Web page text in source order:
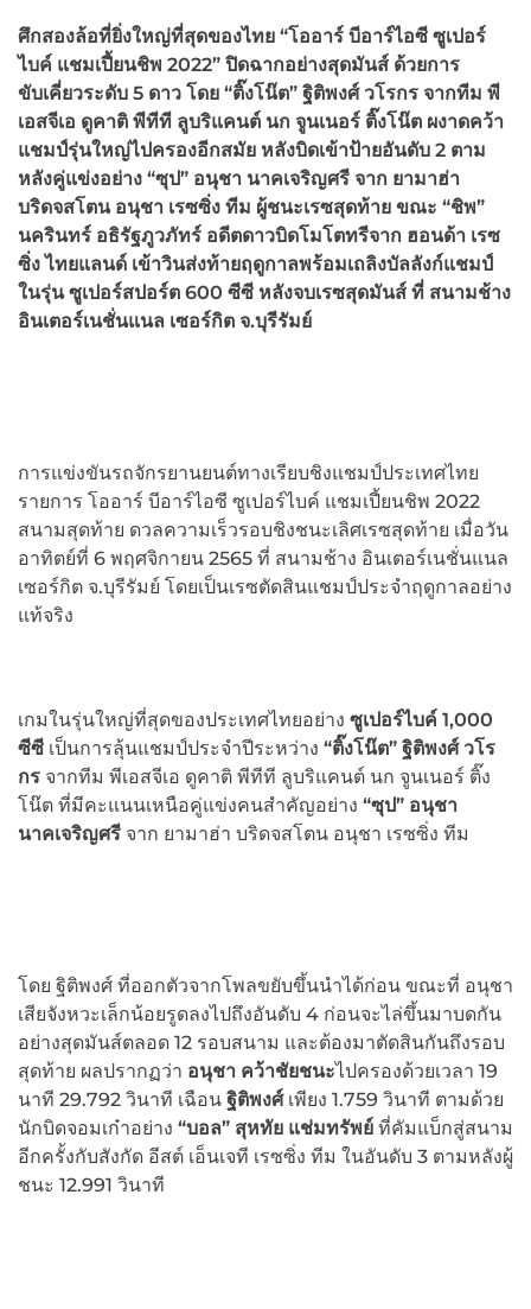
ศึกสองล้อที่ยิ่งใหญ่ที่สุดของไทย “โออาร์ บีอาร์ไอซี ซูเปอร์
ไบค์ แชมเปี้ยนชิพ 2022” ปิดฉากอย่างสุดมันส์ ด้วยการ
ขับเคี่ยวระดับ 5 ดาว โดย “ติ๊งโน๊ต” ฐิติพงศ์ วโรกร จากทีม พี
เอสจีเอ ดูคาติ พีทีที ลูบริแคนต์ นก จูนเนอร์ ติ๊งโน๊ต ผงาดคว้า
แชมป์รุ่นใหญ่ไปครองอีกสมัย หลังบิดเข้าป้ายอันดับ 2 ตาม
หลังคู่แข่งอย่าง “ซุป” อนุชา นาคเจริญศรี จาก ยามาฮ่า
บริดจสโตน อนุชา เรซซิ่ง ทีม ผู้ชนะเรซสุดท้าย ขณะ “ชิพ”
นครินทร์ อธิรัฐภูวภัทร์ อดีตดาวบิดโมโตทรีจาก ฮอนด้า เรซ
ซิ่ง ไทยแลนด์ เข้าวินส่งท้ายฤดูกาลพร้อมเถลิงบัลลังก์แชมป์
ในรุ่น ซูเปอร์สปอร์ต 600 ซีซี หลังจบเรซสุดมันส์ ที่ สนามช้าง
อินเตอร์เนชั่นแนล เซอร์กิต จ.บุรีรัมย์
การแข่งขันรถจักรยานยนต์ทางเรียบชิงแชมป์ประเทศไทย
รายการ โออาร์ บีอาร์ไอซี ซูเปอร์ไบค์ แชมเปี้ยนชิพ 2022
สนามสุดท้าย ดวลความเร็วรอบชิงชนะเลิศเรซสุดท้าย เมื่อวัน
อาทิตย์ที่ 6 พฤศจิกายน 2565 ที่ สนามช้าง อินเตอร์เนชั่นแนล
เซอร์กิต จ.บุรีรัมย์ โดยเป็นเรซตัดสินแชมป์ประจำฤดูกาลอย่าง
แท้จริง
เกมในรุ่นใหญ่ที่สุดของประเทศไทยอย่าง ซูเปอร์ไบค์ 1,000
ซีซี เป็นการลุ้นแชมป์ประจำปีระหว่าง “ติ๊งโน๊ต” ฐิติพงศ์ วโร
กร จากทีม พีเอสจีเอ ดูคาติ พีทีที ลูบริแคนต์ นก จูนเนอร์ ติ๊ง
โน๊ต ที่มีคะแนนเหนือคู่แข่งคนสำคัญอย่าง “ซุป” อนุชา
นาคเจริญศรี จาก ยามาฮ่า บริดจสโตน อนุชา เรซซิ่ง ทีม
โดย ฐิติพงศ์ ที่ออกตัวจากโพลขยับขึ้นนำได้ก่อน ขณะที่ อนุชา
เสียจังหวะเล็กน้อยรูดลงไปถึงอันดับ 4 ก่อนจะไล่ขึ้นมาบดกัน
อย่างสุดมันส์ตลอด 12 รอบสนาม และต้องมาตัดสินกันถึงรอบ
สุดท้าย ผลปรากฏว่า อนุชา คว้าชัยชนะไปครองด้วยเวลา 19
นาที 29.792 วินาที เฉือน ฐิติพงศ์เพียง 1.759 วินาที ตามด้วย
นักบิดจอมเก๋าอย่าง “บอล” สุหทัย แช่มทรัพย์ ที่คัมแบ็กสู่สนาม
อีกครั้งกับสังกัด อีสต์ เอ็นเจที เรซซิ่ง ทีม ในอันดับ 3 ตามหลังผู้
ชนะ 12.991 วินาที